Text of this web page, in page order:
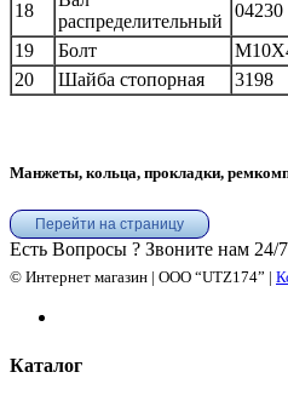
18
распределительный
04230
19
Болт
20
Шайба стопорная 3198
Манжеты, кольца, прокладки,
Перейти на страницу
Есть Вопросы ? Звоните нам 24/
© Интернет магазин | ООО “UTZ174” |
Каталог